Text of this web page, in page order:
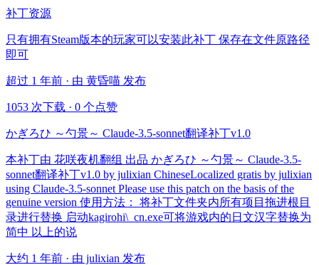
补丁资源
只有拥有Steam版本的玩家可以安装此补丁 保存在文件原路径
即可
超过 1 年前 · 由 黄昏喵 发布
1053 次下载 · 0 个点赞
かぎろひ ～勺景～ Claude-3.5-sonnet翻译补丁v1.0
本补丁由 花咲夜机翻组 出品 かぎろひ ～勺景～ Claude-3.5-
sonnet翻译补丁v1.0 by julixian ChineseLocalized gratis by julixian
using Claude-3.5-sonnet Please use this patch on the basis of the
genuine version 使用方法： 将补丁文件夹内所有项目拖进根目
录进行替换 启动kagirohi\_cn.exe可将游戏内的日文汉字替换为
简中 以上的说
大约 1 年前 · 由 julixian 发布